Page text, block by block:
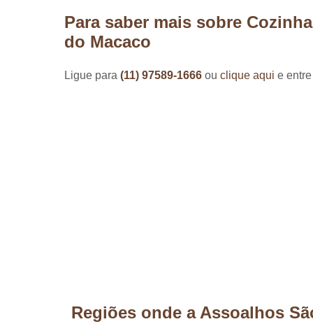
Para saber mais sobre
do Macaco
Ligue para (11) 97589-1666 ou clique aqui e
Regiões onde a Assoalhos